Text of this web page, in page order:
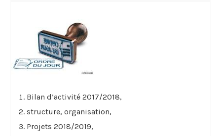
Bilan d’activité 2017/2018,
structure, organisation,
Projets 2018/2019,